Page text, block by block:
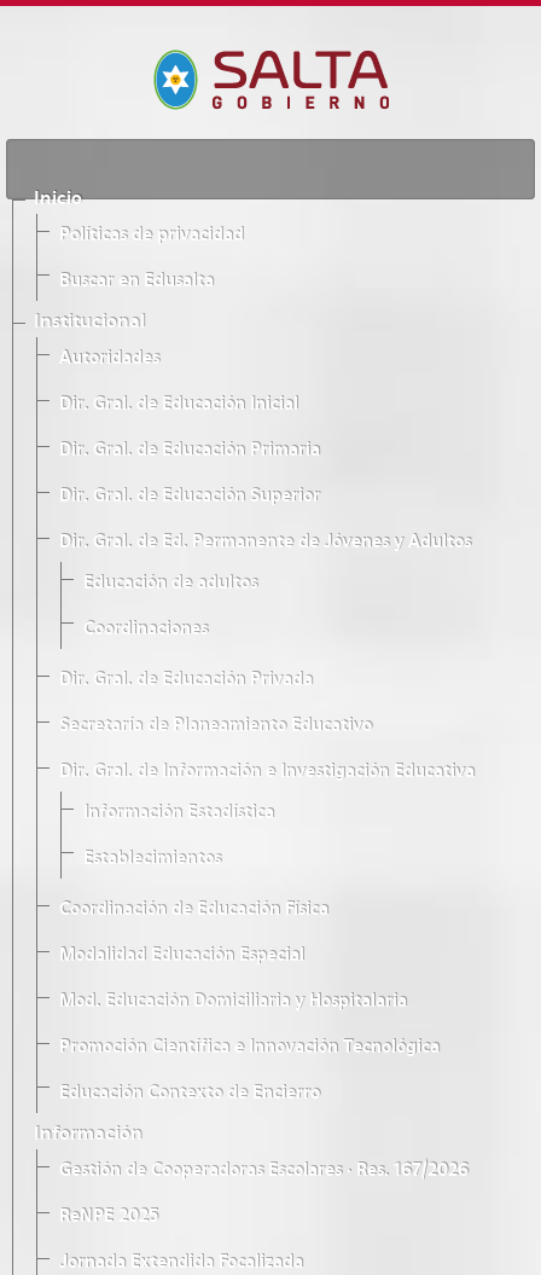
Inicio
Políticas de privacidad
Buscar en Edusalta
Institucional
Autoridades
Dir. Gral. de Educación Inicial
Dir. Gral. de Educación Primaria
Dir. Gral. de Educación Superior
Dir. Gral. de Ed. Permanente de Jóvenes y Adultos
Educación de adultos
Coordinaciones
Dir. Gral. de Educación Privada
Secretaría de Planeamiento Educativo
Dir. Gral. de Información e Investigación Educativa
Información Estadística
Establecimientos
Coordinación de Educación Física
Modalidad Educación Especial
Mod. Educación Domiciliaria y Hospitalaria
Promoción Científica e Innovación Tecnológica
Educación Contexto de Encierro
Información
Gestión de Cooperadoras Escolares · Res. 167/2026
ReNPE 2025
Jornada Extendida Focalizada